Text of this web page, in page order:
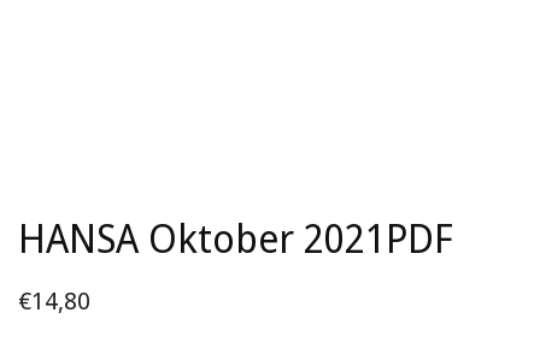
HANSA Oktober 2021 PDF
€14,80